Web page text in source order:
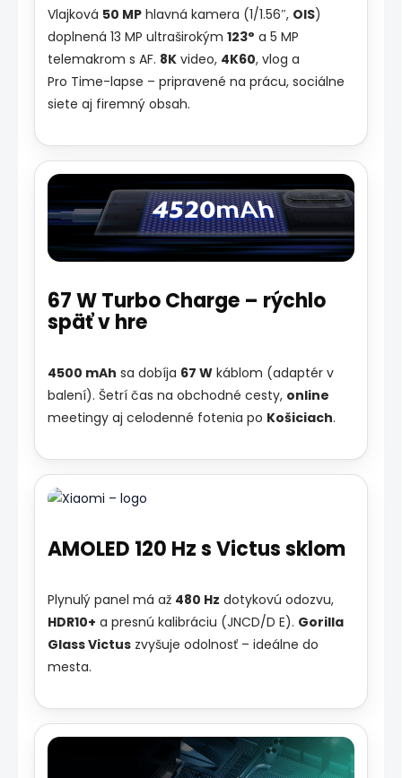
Vlajková 50 MPhlavná kamera (1/1.56″, OIS)
doplnená 13 MP ultraširokým 123° a 5 MP
telemakrom s AF. 8Kvideo, 4K60, vlog a
Pro Time-lapse – pripravené na prácu, sociálne
siete aj firemný obsah.
67 W Turbo Charge – rýchlo
späť v hre
4500 mAh sa dobíja 67 Wkáblom (adaptér v
balení). Šetrí čas na obchodné cesty, online
meetingy aj celodenné fotenia po Košiciach.
AMOLED 120 Hz s Victus sklom
Plynulý panel má až 480 Hz dotykovú odozvu,
HDR10+ a presnú kalibráciu (JNCD/D E). Gorilla
Glass Victuszvyšuje odolnosť – ideálne do
mesta.